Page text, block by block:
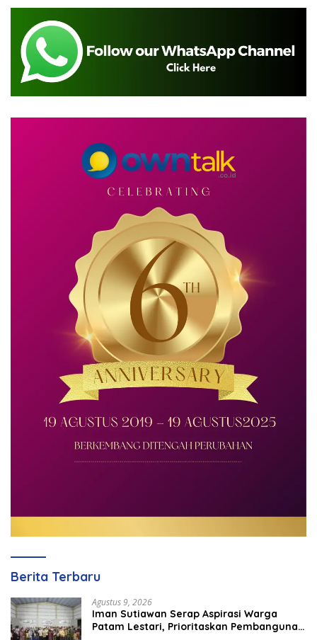
Berita Terbaru
Agustus 9, 2026
Iman Sutiawan Serap Aspirasi Warga
Patam Lestari, Prioritaskan Pembangunan